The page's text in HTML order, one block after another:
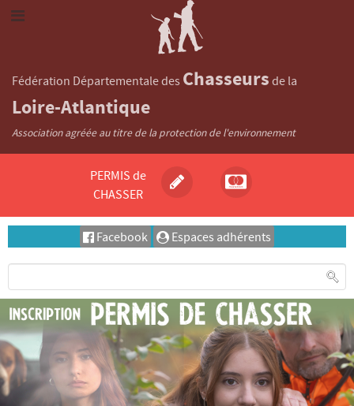
Fédération Départementale des Chasseurs de la
Loire-Atlantique
Association agréée au titre de la protection de l'environnement
PERMIS de
CHASSER
Facebook Espaces adhérents